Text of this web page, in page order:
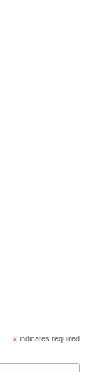
*indicates required